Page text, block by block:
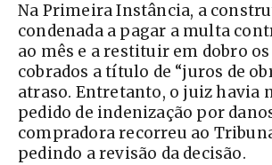
Na Primeira Instância, a
condenada a pagar a multa
ao mês e a restituir em dobro
cobrados a título de “juros de
atraso. Entretanto, o juiz havia
pedido de indenização por
compradora recorreu ao
pedindo a revisão da decisão.